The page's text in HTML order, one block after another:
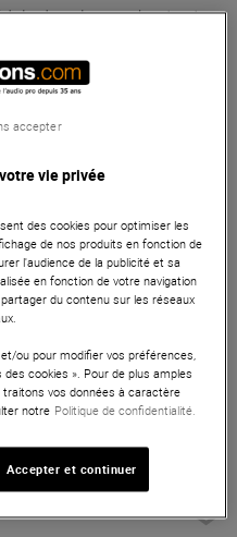
de volume robuste et
d'une fiche Jack stéréo de
de nombreux instruments
offre une grande
fluide, permettant des
sessions d'enregistrement.
vie privée
des cookies pour optimiser les
de nos produits en fonction de
l'audience de la publicité et sa
en fonction de votre navigation
du contenu sur les réseaux
ou pour modifier vos préférences,
cookies ». Pour de plus amples
vos données à caractère
notre Politique de confidentialité.
Accepter et continuer
accepter